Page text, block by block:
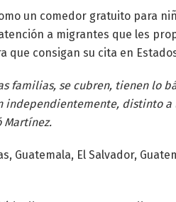
un comedor gratuito para
a migrantes que les
consigan su cita en
familias, se cubren, tienen lo
independientemente, distinto a
Martínez.
Guatemala, El Salvador,